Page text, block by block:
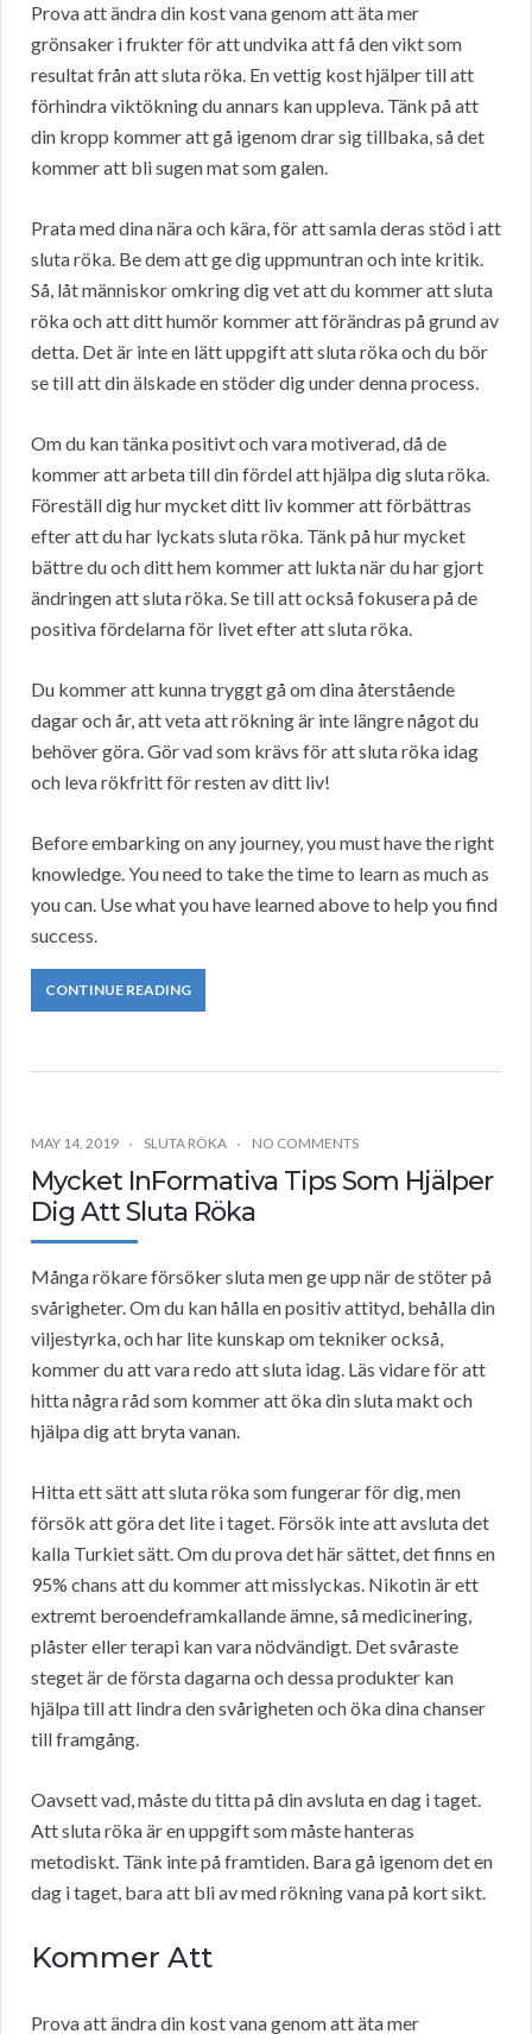
Prova att ändra din kost vana genom att äta mer
grönsaker i frukter för att undvika att få den vikt som
resultat från att sluta röka. En vettig kost hjälper till att
förhindra viktökning du annars kan uppleva. Tänk på att
din kropp kommer att gå igenom drar sig tillbaka, så det
kommer att bli sugen mat som galen.
Prata med dina nära och kära, för att samla deras stöd i att
sluta röka. Be dem att ge dig uppmuntran och inte kritik.
Så, låt människor omkring dig vet att du kommer att sluta
röka och att ditt humör kommer att förändras på grund av
detta. Det är inte en lätt uppgift att sluta röka och du bör
se till att din älskade en stöder dig under denna process.
Om du kan tänka positivt och vara motiverad, då de
kommer att arbeta till din fördel att hjälpa dig sluta röka.
Föreställ dig hur mycket ditt liv kommer att förbättras
efter att du har lyckats sluta röka. Tänk på hur mycket
bättre du och ditt hem kommer att lukta när du har gjort
ändringen att sluta röka. Se till att också fokusera på de
positiva fördelarna för livet efter att sluta röka.
Du kommer att kunna tryggt gå om dina återstående
dagar och år, att veta att rökning är inte längre något du
behöver göra. Gör vad som krävs för att sluta röka idag
och leva rökfritt för resten av ditt liv!
Before embarking on any journey, you must have the right
knowledge. You need to take the time to learn as much as
you can. Use what you have learned above to help you find
success.
CONTINUE READING
MAY 14, 2019 SLUTA RÖKA NO COMMENTS
Mycket InFormativa Tips Som Hjälper
Dig Att Sluta Röka
Många rökare försöker sluta men ge upp när de stöter på
svårigheter. Om du kan hålla en positiv attityd, behålla din
viljestyrka, och har lite kunskap om tekniker också,
kommer du att vara redo att sluta idag. Läs vidare för att
hitta några råd som kommer att öka din sluta makt och
hjälpa dig att bryta vanan.
Hitta ett sätt att sluta röka som fungerar för dig, men
försök att göra det lite i taget. Försök inte att avsluta det
kalla Turkiet sätt. Om du prova det här sättet, det finns en
95% chans att du kommer att misslyckas. Nikotin är ett
extremt beroendeframkallande ämne, så medicinering,
plåster eller terapi kan vara nödvändigt. Det svåraste
steget är de första dagarna och dessa produkter kan
hjälpa till att lindra den svårigheten och öka dina chanser
till framgång.
Oavsett vad, måste du titta på din avsluta en dag i taget.
Att sluta röka är en uppgift som måste hanteras
metodiskt. Tänk inte på framtiden. Bara gå igenom det en
dag i taget, bara att bli av med rökning vana på kort sikt.
Kommer Att
Prova att ändra din kost vana genom att äta mer